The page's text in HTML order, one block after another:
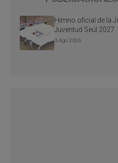
Himno oficial de la
Juventud Seúl 2027
3 Ago 2026